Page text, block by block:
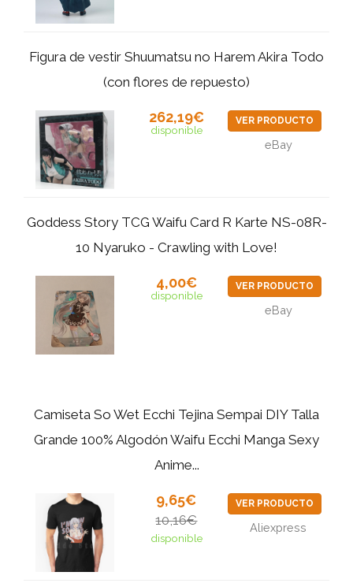
Figura de vestir Shuumatsu no Harem Akira Todo
(con flores de repuesto)
262,19€
disponible
VER PRODUCTO
eBay
Goddess Story TCG Waifu Card R Karte NS-08R-
10 Nyaruko - Crawling with Love!
4,00€
disponible
VER PRODUCTO
eBay
Camiseta So Wet Ecchi Tejina Sempai DIY Talla
Grande 100% Algodón Waifu Ecchi Manga Sexy
Anime...
9,65€
10,16€
disponible
VER PRODUCTO
Aliexpress